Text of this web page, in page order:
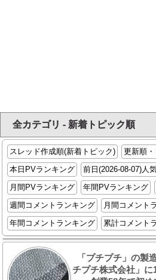
全カテゴリ - 新着トピック順
スレッド作成順(新着トピック)
更新順
本日PVランキング
前日(2026-08-07)人
月間PVランキング
年間PVランキング
週間コメントランキング
月間コメント
年間コメントランキング
累計コメント
「プチプチ」の製
チプチ株式会社」